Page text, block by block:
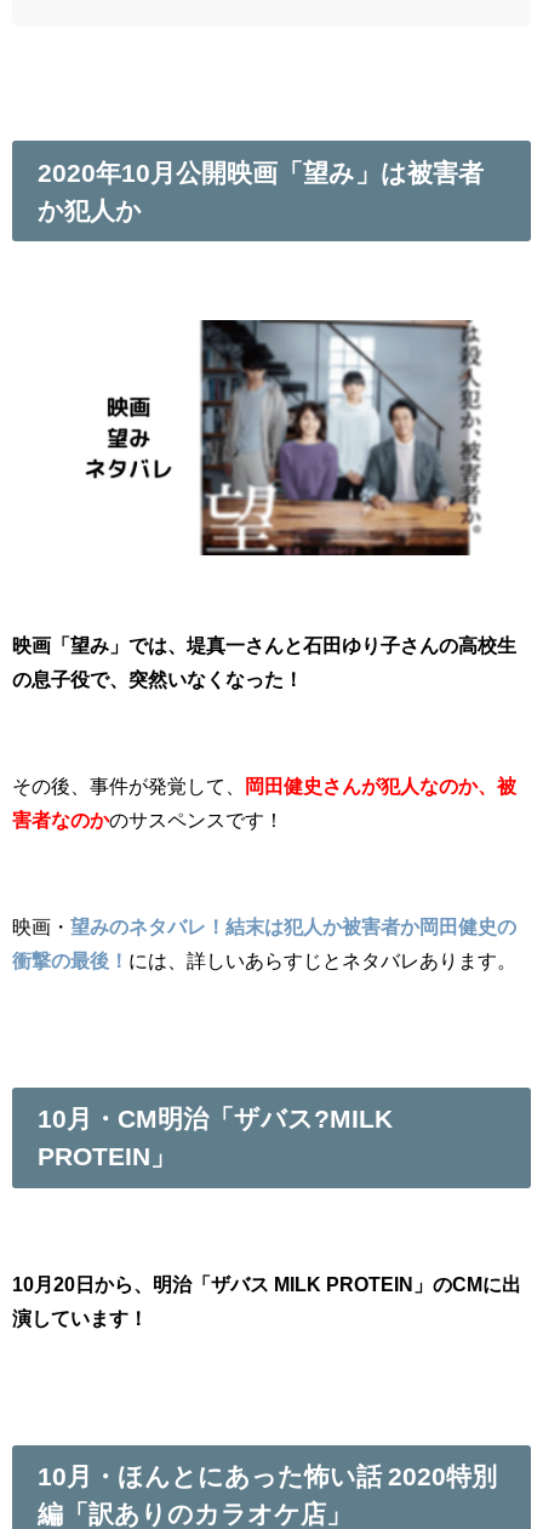
2020年10月公開映画「望み」は被害者
か犯人か
映画「望み」では、堤真一さんと石田ゆり子さんの高校生
の息子役で、突然いなくなった！
その後、事件が発覚して、
岡田健史さんが犯人なのか、被
害者なのかのサスペンスです！
映画・ 望みのネタバレ！結末は犯人か被害者か岡田健史の
衝撃の最後！ には、詳しいあらすじとネタバレあります。
10月・CM明治「ザバス?MILK
PROTEIN」
10月20日から、明治「ザバス MILK PROTEIN」のCMに出
演しています！
10月・ほんとにあった怖い話 2020特別
編「訳ありのカラオケ店」